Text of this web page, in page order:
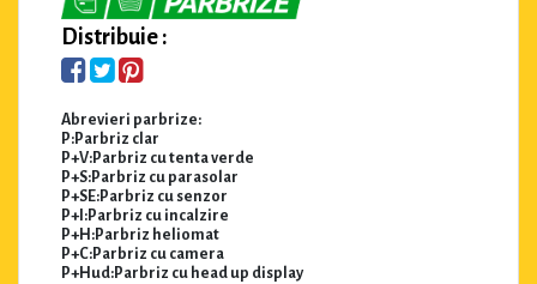
Distribuie :
Abrevieri parbrize:
P:Parbriz clar
P+V:Parbriz cu tenta verde
P+S:Parbriz cu parasolar
P+SE:Parbriz cu senzor
P+I:Parbriz cu incalzire
P+H:Parbriz heliomat
P+C:Parbriz cu camera
P+Hud:Parbriz cu head up display